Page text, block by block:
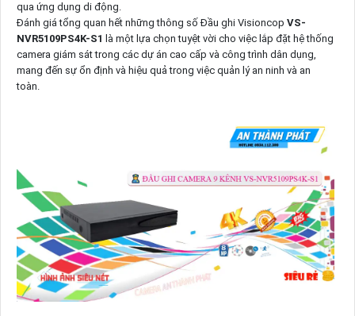
qua ứng dụng di động.
Đánh giá tổng quan hết những thông số Đầu ghi Visioncop VS-
NVR5109PS4K-S1 là một lựa chọn tuyệt vời cho việc lắp đặt hệ thống
camera giám sát trong các dự án cao cấp và công trình dân dụng,
mang đến sự ổn định và hiệu quả trong việc quản lý an ninh và an
toàn.